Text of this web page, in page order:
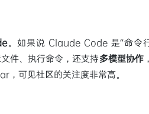
。如果说 Claude Code 是“命令
件、执行命令，还支持多模型协作
可见社区的关注度非常高。